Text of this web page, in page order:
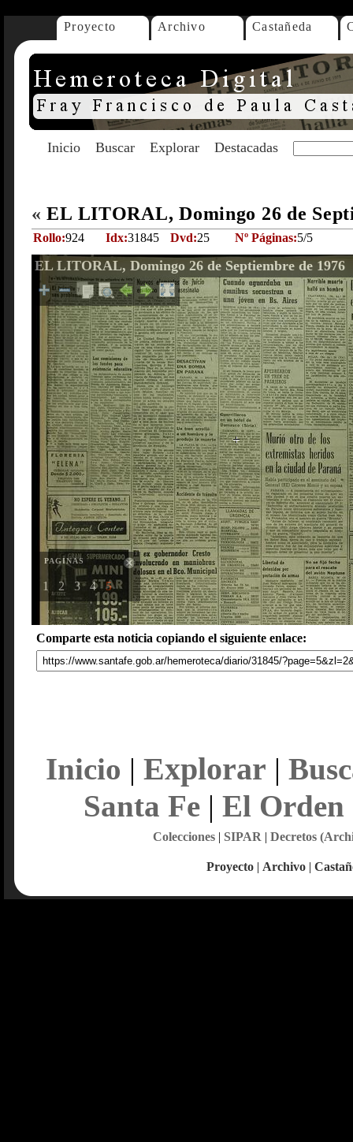
Proyecto Archivo Castañeda
Inicio Buscar Explorar Destacadas
« EL LITORAL, Domingo 26 de
Rollo:924 Idx:31845 Dvd:25 Nº Páginas:5/5
EL LITORAL, Domingo 26 de Septiembre de 1976
PAGINAS
1 2 3 4 5
Comparte esta noticia copiando el siguiente enlace:
Inicio | Explorar |
Santa Fe| El Orden
Colecciones| SIPAR | Decretos
Proyecto | Archivo |